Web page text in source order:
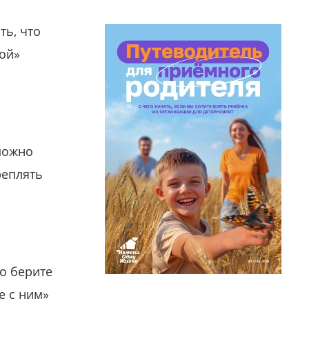
что
берите
с ним»